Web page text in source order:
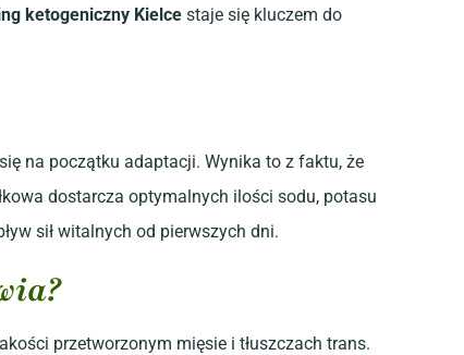
ketogeniczny Kielce staje się kluczem do
na początku adaptacji. Wynika to z faktu, że
dostarcza optymalnych ilości sodu, potasu
sił witalnych od pierwszych dni.
przetworzonym mięsie i tłuszczach trans.